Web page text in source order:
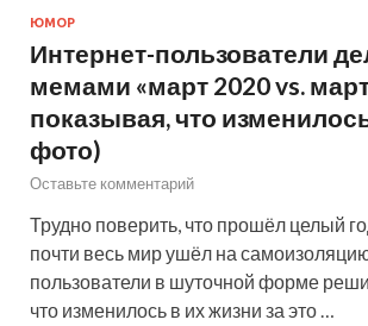
ЮМОР
Интернет-пользователи
мемами «март 2020 vs.
показывая, что
фото)
Оставьте комментарий
Трудно поверить, что прошёл целый
почти весь мир ушёл на
пользователи в шуточной форме
что изменилось в их жизни за это …